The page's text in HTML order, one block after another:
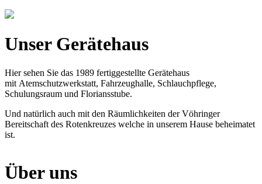
Unser Gerätehaus
Hier sehen Sie das 1989 fertiggestellte Gerätehaus
mit Atemschutzwerkstatt, Fahrzeughalle, Schlauchpflege,
Schulungsraum und Floriansstube.
Und natürlich auch mit den Räumlichkeiten der Vöhringer
Bereitschaft des Rotenkreuzes welche in unserem Hause beheimatet
ist.
Über uns